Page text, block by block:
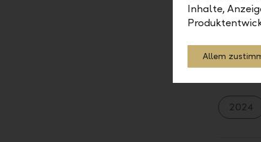
wohl
2024
Inhalte,
Allem